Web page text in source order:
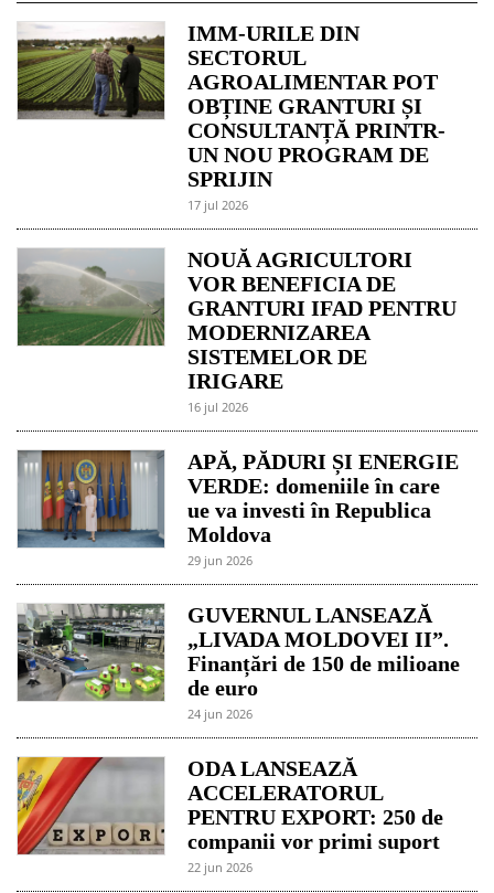
IMM-URILE DIN
SECTORUL
AGROALIMENTAR POT
OBȚINE GRANTURI ȘI
CONSULTANȚĂ PRINTR-
UN NOU PROGRAM DE
SPRIJIN
17 jul 2026
NOUĂ AGRICULTORI
VOR BENEFICIA DE
GRANTURI IFAD PENTRU
MODERNIZAREA
SISTEMELOR DE
IRIGARE
16 jul 2026
APĂ, PĂDURI ȘI ENERGIE
VERDE: domeniile în care
ue va investi în Republica
Moldova
29 jun 2026
GUVERNUL LANSEAZĂ
„LIVADA MOLDOVEI II”.
Finanțări de 150 de milioane
de euro
24 jun 2026
ODA LANSEAZĂ
ACCELERATORUL
PENTRU EXPORT: 250 de
companii vor primi suport
22 jun 2026